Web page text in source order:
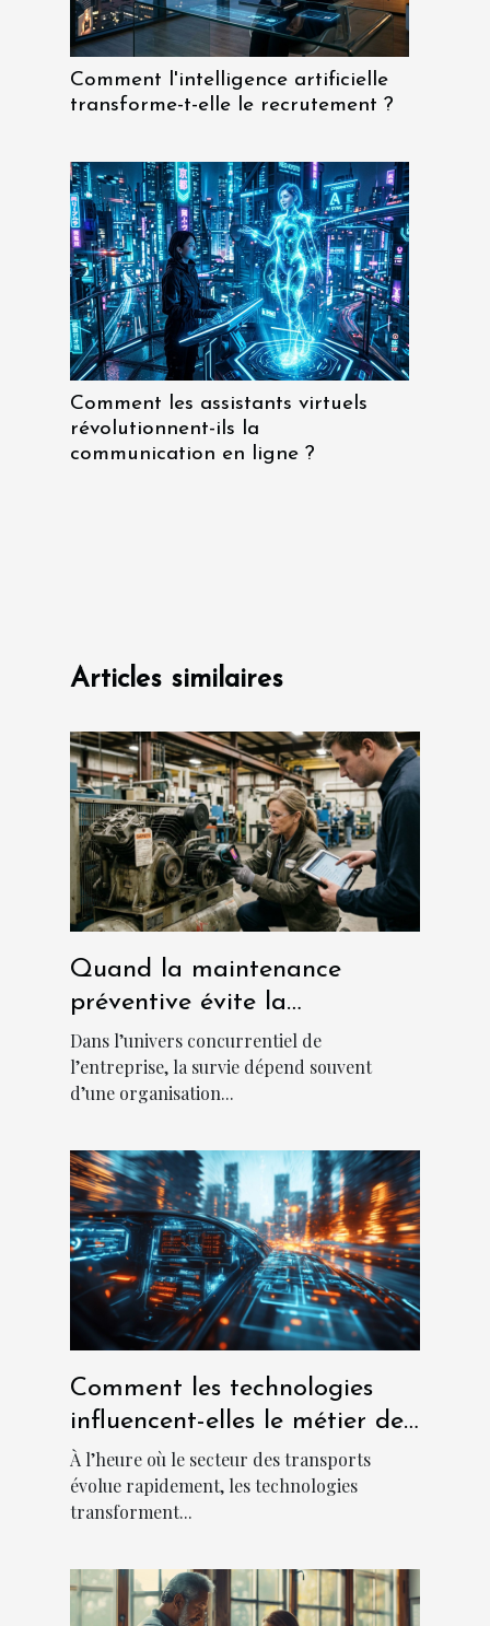
Comment l'intelligence artificielle
transforme-t-elle le recrutement ?
Comment les assistants virtuels
révolutionnent-ils la
communication en ligne ?
Articles similaires
Quand la maintenance
préventive évite la
catastrophe en entreprise
Dans l’univers concurrentiel de
l’entreprise, la survie dépend souvent
d’une organisation...
Comment les technologies
influencent-elles le métier de
chauffeur ?
À l’heure où le secteur des transports
évolue rapidement, les technologies
transforment...